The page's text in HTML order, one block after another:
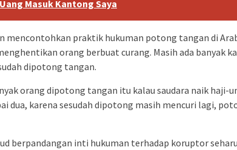
Masuk Kantong Saya
mencontohkan praktik hukuman potong tangan di
orang berbuat curang. Masih ada banyak
dipotong tangan.
orang dipotong tangan itu kalau saudara naik haji-
dua, karena sesudah dipotong masih mencuri lagi,
berpandangan inti hukuman terhadap koruptor